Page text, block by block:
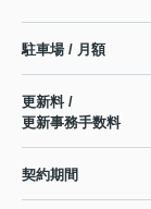
駐車場 / 月額
更新料 /
更新事務手数料
契約期間